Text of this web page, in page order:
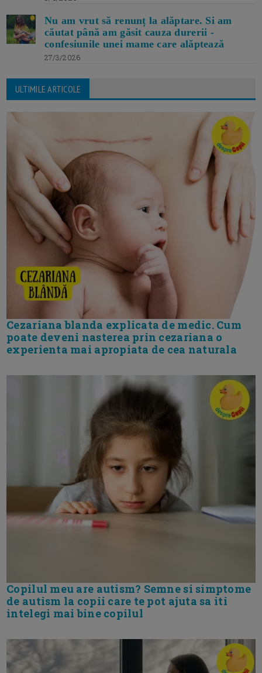
Nu am vrut să renunț la alăptare. Si am
căutat până am găsit cauza durerii -
confesiunile unei mame care alăptează
27/3/2026
ULTIMILE ARTICOLE
Cezariana blanda explicata de medic. Cum
poate deveni nasterea prin cezariana o
experienta mai apropiata de cea naturala
Copilul meu are autism? Semne si simptome
de autism la copii care te pot ajuta sa iti
intelegi mai bine copilul